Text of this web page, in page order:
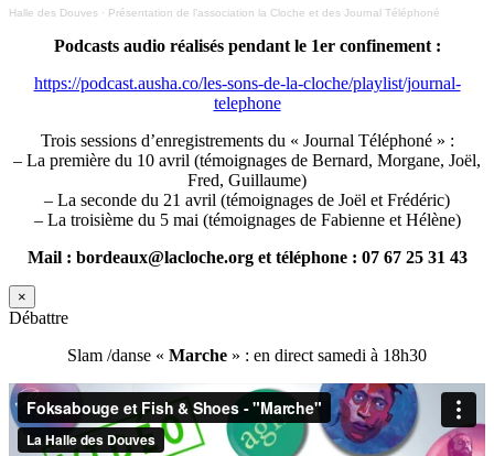
Halle des Douves · Présentation de l’association la Cloche et des Journal Téléphoné
Podcasts audio réalisés pendant le 1er confinement :
https://podcast.ausha.co/les-sons-de-la-cloche/playlist/journal-
telephone
Trois sessions d’enregistrements du « Journal Téléphoné » :
– La première du 10 avril (témoignages de Bernard, Morgane, Joël,
Fred, Guillaume)
– La seconde du 21 avril (témoignages de Joël et Frédéric)
– La troisième du 5 mai (témoignages de Fabienne et Hélène)
Mail : bordeaux@lacloche.org et téléphone : 07 67 25 31 43
×
Débattre
Slam /danse « Marche » : en direct samedi à 18h30